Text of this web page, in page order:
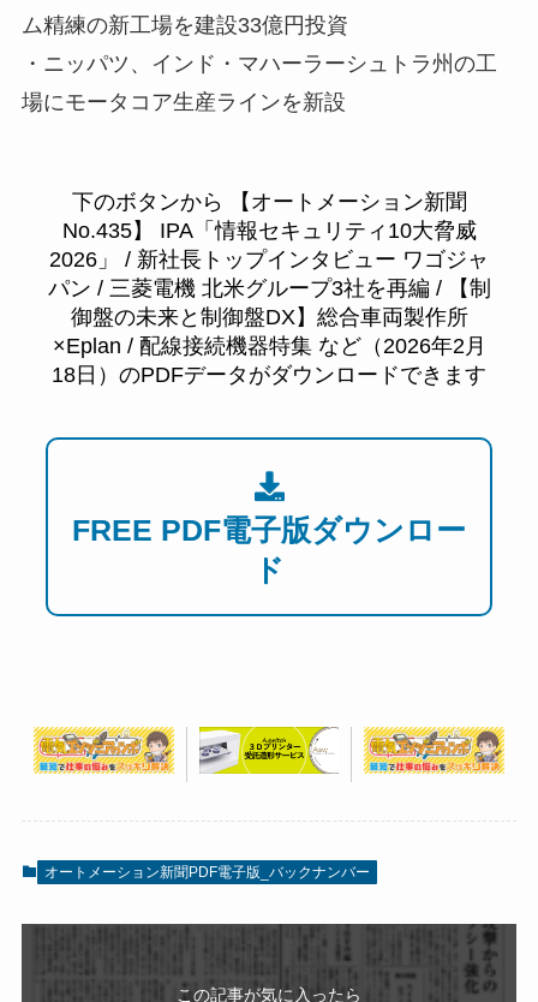
ム精練の新工場を建設33億円投資
・ニッパツ、インド・マハーラーシュトラ州の工
場にモータコア生産ラインを新設
下のボタンから 【オートメーション新聞
No.435】 IPA「情報セキュリティ10大脅威
2026」 / 新社長トップインタビュー ワゴジャ
パン / 三菱電機 北米グループ3社を再編 / 【制
御盤の未来と制御盤DX】総合車両製作所
×Eplan / 配線接続機器特集 など（2026年2月
18日）のPDFデータがダウンロードできます
FREE PDF電子版ダウンロー
ド
オートメーション新聞PDF電子版_バックナンバー
この記事が気に入ったら